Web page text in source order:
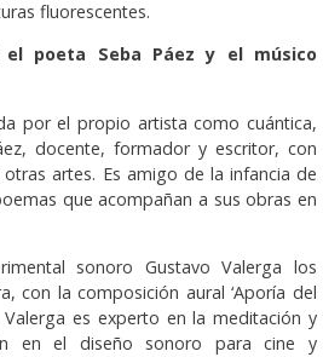
fluorescentes.
poeta Seba Páez y el músico
por el propio artista como cuántica,
docente, formador y escritor, con
artes. Es amigo de la infancia de
que acompañan a sus obras en
sonoro Gustavo Valerga los
con la composición aural ‘Aporía del
Valerga es experto en la meditación y
en el diseño sonoro para cine y